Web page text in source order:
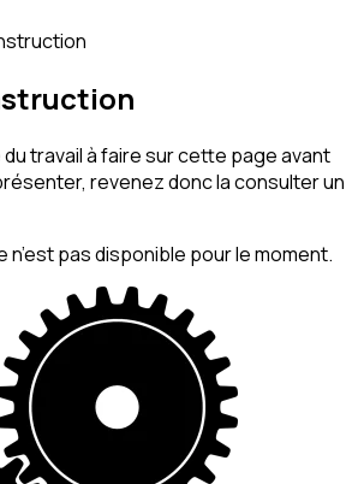
travail à faire sur cette page avant
revenez donc la consulter un
n’est pas disponible pour le moment.